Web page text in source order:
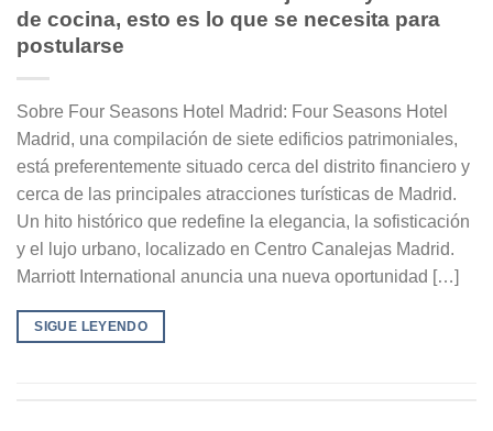
de cocina, esto es lo que se necesita para
postularse
Sobre Four Seasons Hotel Madrid: Four Seasons Hotel
Madrid, una compilación de siete edificios patrimoniales,
está preferentemente situado cerca del distrito financiero y
cerca de las principales atracciones turísticas de Madrid.
Un hito histórico que redefine la elegancia, la sofisticación
y el lujo urbano, localizado en Centro Canalejas Madrid.
Marriott International anuncia una nueva oportunidad […]
SIGUE LEYENDO